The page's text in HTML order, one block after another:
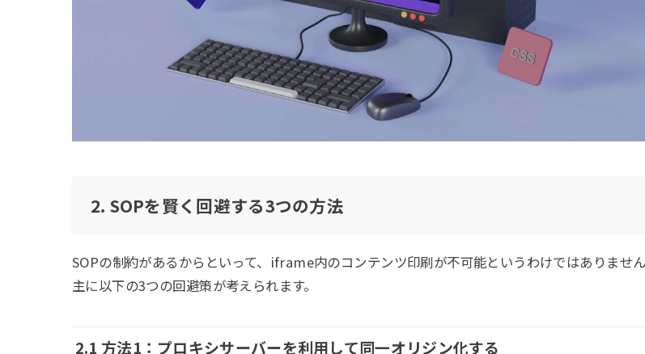
2. SOPを賢く回避する3つの方法
SOPの制約があるからといって、iframe内のコンテンツ印刷が不可能というわけではありません
主に以下の3つの回避策が考えられます。
2.1 方法1：プロキシサーバーを利用して同一オリジン化する